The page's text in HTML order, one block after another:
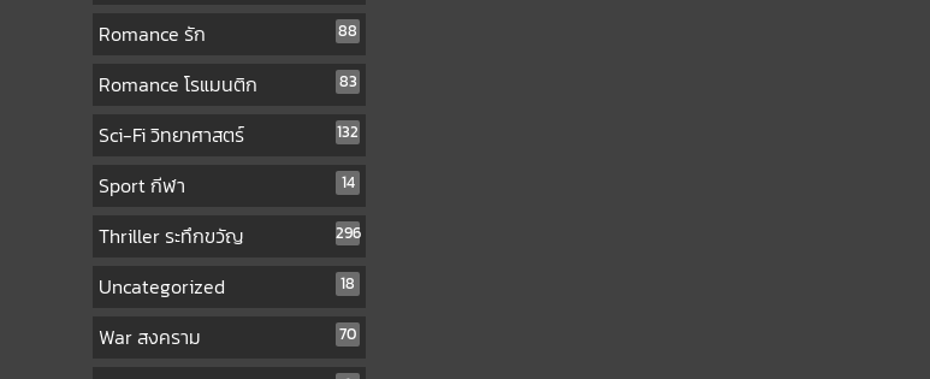
Romance รัก 88
Romance โรแมนติก 83
Sci-Fi วิทยาศาสตร์ 132
Sport กีฬา 14
Thriller ระทึกขวัญ 296
Uncategorized 18
War สงคราม 70